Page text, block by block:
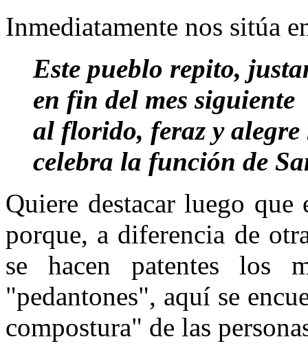
Inmediatamente nos sitúa
Este pueblo repito,
en fin del mes siguiente
al florido, feraz y alegre
celebra la función de
Quiere destacar luego que
porque, a diferencia de
se hacen patentes los
"pedantones", aquí se
compostura" de las